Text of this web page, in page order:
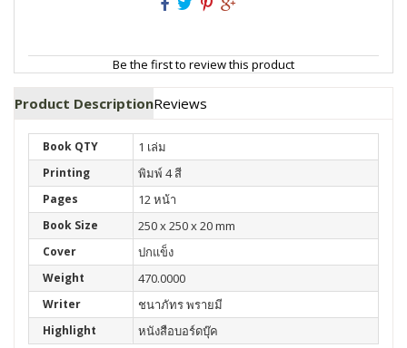
Be the first to review this product
Product DescriptionReviews
Book QTY 1 เล่ม
Printing พิมพ์ 4 สี
Pages 12 หน้า
Book Size 250 x 250 x 20 mm
Cover ปกแข็ง
Weight 470.0000
Writer ชนาภัทร พรายมี
Highlight หนังสือบอร์ดบุ๊ค